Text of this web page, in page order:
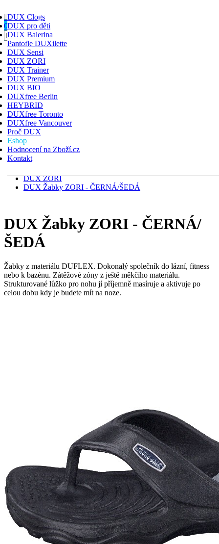
HLEDAT PŘIHLÁSIT
0
Toggle navigation
DUX Clogs
DUX pro děti
DUX Balerina
Pantofle DUXilette
DUX Sensi
DUX ZORI
DUX Trainer
DUX Premium
DUX BIO
DUXfree Berlin
HEYBRID
DUXfree Toronto
DUXfree Vancouver
Proč DUX
Eshop
Hodnocení na Zboží.cz
Kontakt
DUX Clogs
DUX pro děti
DUX Balerina
Pantofle DUXilette
DUX Sensi
DUX ZORI
DUX Trainer
DUX Premium
DUX BIO
DUXfree Berlin
HEYBRID
DUXfree Toronto
DUXfree Vancouver
Úvodní stránka
DUX ZORI
DUX Žabky ZORI - ČERNÁ/ŠEDÁ
DUX Žabky ZORI - ČERNÁ/
ŠEDÁ
Žabky z materiálu DUFLEX. Dokonalý společník do lázní, fitness
nebo k bazénu. Zátěžové zóny z ještě měkčího materiálu.
Strukturované lůžko pro nohu jí příjemně masíruje a aktivuje po
celou dobu kdy je budete mít na noze.